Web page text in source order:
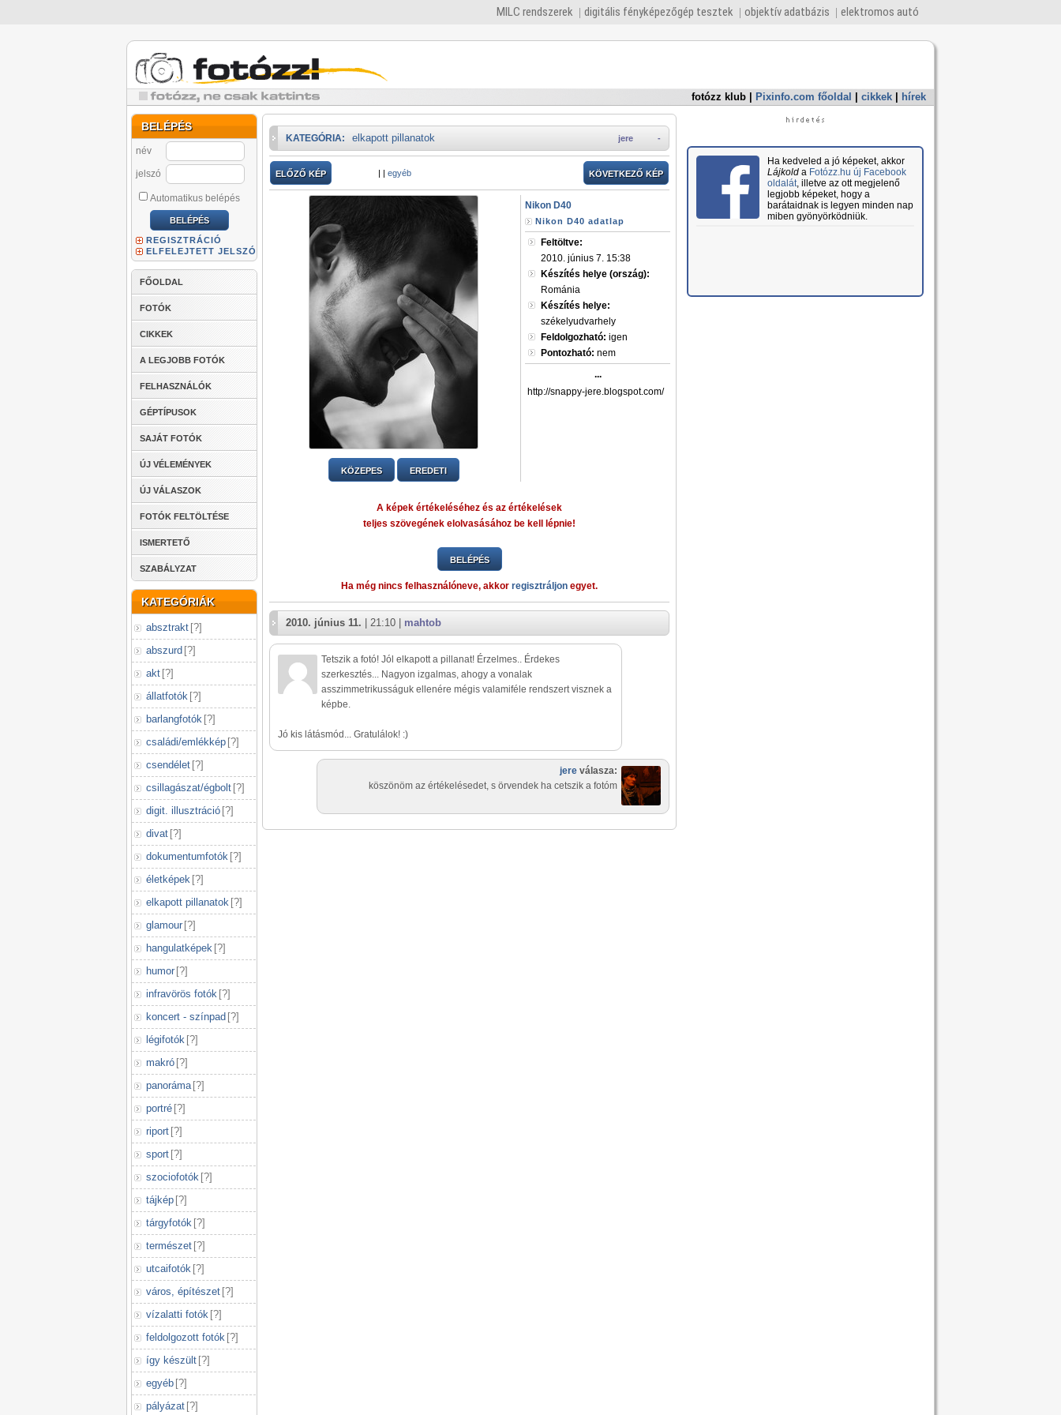
MILC rendszerek digitális fényképezőgép tesztek objektív adatbázis elektromos autó
fotózz klub Pixinfo.com főoldal cikkek hírek
BELÉPÉS
név
jelszó
Automatikus belépés
REGISZTRÁCIÓ
ELFELEJTETT JELSZÓ
FŐOLDAL
FOTÓK
CIKKEK
A LEGJOBB FOTÓK
FELHASZNÁLÓK
GÉPTÍPUSOK
SAJÁT FOTÓK
ÚJ VÉLEMÉNYEK
ÚJ VÁLASZOK
FOTÓK FELTÖLTÉSE
ISMERTETŐ
SZABÁLYZAT
KATEGÓRIÁK
absztrakt [?]
abszurd [?]
akt [?]
állatfotók [?]
barlangfotók [?]
családi/emlékkép [?]
csendélet [?]
csillagászat/égbolt [?]
digit. illusztráció [?]
divat [?]
dokumentumfotók [?]
életképek [?]
elkapott pillanatok [?]
glamour [?]
hangulatképek [?]
humor [?]
infravörös fotók [?]
koncert - színpad [?]
légifotók [?]
makró [?]
panoráma [?]
portré [?]
riport [?]
sport [?]
szociofotók [?]
tájkép [?]
tárgyfotók [?]
természet [?]
utcaifotók [?]
város, építészet [?]
vízalatti fotók [?]
feldolgozott fotók [?]
így készült [?]
egyéb [?]
pályázat [?]
-
jere
KATEGÓRIA: elkapott pillanatok
ELŐZŐ KÉP | | egyéb KÖVETKEZŐ KÉP
KÖZEPES EREDETI
Nikon D40
Nikon D40 adatlap
Feltöltve:
2010. június 7. 15:38
Készítés helye (ország):
Románia
Készítés helye:
székelyudvarhely
Feldolgozható: igen
Pontozható: nem
...
http://snappy-jere.blogspot.com/
A képek értékeléséhez és az értékelések
teljes szövegének elolvasásához be kell lépnie!
BELÉPÉS
Ha még nincs felhasználóneve, akkor regisztráljon egyet.
2010. június 11. | 21:10 | mahtob
Tetszik a fotó! Jól elkapott a pillanat! Érzelmes.. Érdekes
szerkesztés... Nagyon izgalmas, ahogy a vonalak
asszimmetrikusságuk ellenére mégis valamiféle rendszert visznek a
képbe.
Jó kis látásmód... Gratulálok! :)
jere válasza:
köszönöm az értékelésedet, s örvendek ha cetszik a fotóm
Ha kedveled a jó képeket, akkor
Lájkolda Fotózz.hu új Facebook
oldalát, illetve az ott megjelenő
legjobb képeket, hogy a
barátaidnak is legyen minden nap
miben gyönyörködniük.